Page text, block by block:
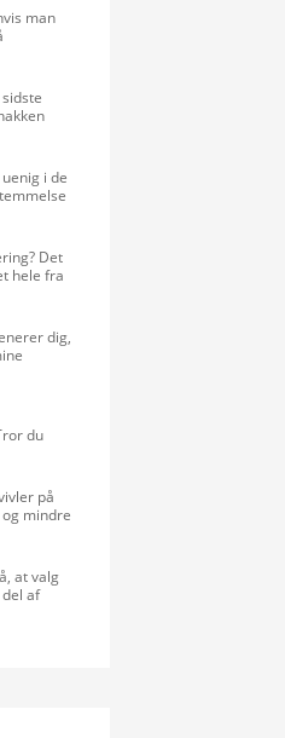
man
i de
Det
hele fra
dig,
du
på
mindre
at valg
af